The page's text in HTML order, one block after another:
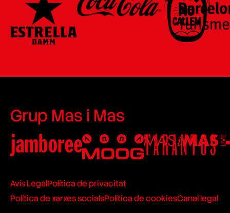
Grup Mas i Mas
Avís LegalPolítica de privacitat
Política de xarxes socialsPolítica de cookiesCanal legal